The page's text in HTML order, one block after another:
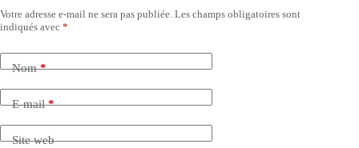
Votre adresse e-mail ne sera pas publiée. Les champs obligatoires sont
indiqués avec *
Nom*
E-mail*
Site web